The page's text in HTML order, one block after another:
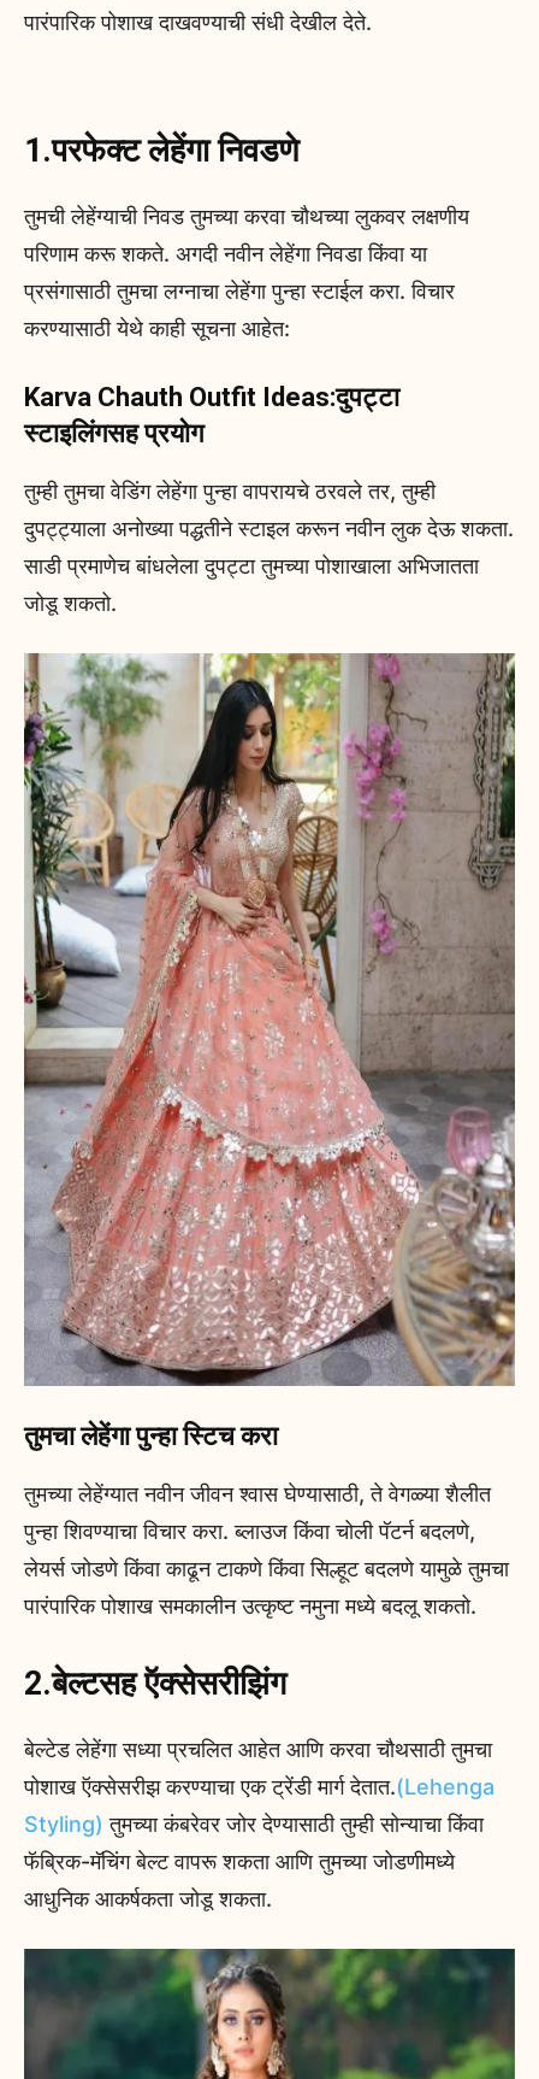
पारंपारिक पोशाख दाखवण्याची संधी देखील देते.
1.परफेक्ट लेहेंगा निवडणे
तुमची लेहेंग्याची निवड तुमच्या करवा चौथच्या लुकवर लक्षणीय
परिणाम करू शकते. अगदी नवीन लेहेंगा निवडा किंवा या
प्रसंगासाठी तुमचा लग्नाचा लेहेंगा पुन्हा स्टाईल करा. विचार
करण्यासाठी येथे काही सूचना आहेत:
Karva Chauth Outfit Ideas:दुपट्टा
स्टाइलिंगसह प्रयोग
तुम्ही तुमचा वेडिंग लेहेंगा पुन्हा वापरायचे ठरवले तर, तुम्ही
दुपट्ट्याला अनोख्या पद्धतीने स्टाइल करून नवीन लुक देऊ शकता.
साडी प्रमाणेच बांधलेला दुपट्टा तुमच्या पोशाखाला अभिजातता
जोडू शकतो.
तुमचा लेहेंगा पुन्हा स्टिच करा
तुमच्या लेहेंग्यात नवीन जीवन श्वास घेण्यासाठी, ते वेगळ्या शैलीत
पुन्हा शिवण्याचा विचार करा. ब्लाउज किंवा चोली पॅटर्न बदलणे,
लेयर्स जोडणे किंवा काढून टाकणे किंवा सिल्हूट बदलणे यामुळे तुमचा
पारंपारिक पोशाख समकालीन उत्कृष्ट नमुना मध्ये बदलू शकतो.
2.बेल्टसह ऍक्सेसरीझिंग
बेल्टेड लेहेंगा सध्या प्रचलित आहेत आणि करवा चौथसाठी तुमचा
पोशाख ऍक्सेसरीझ करण्याचा एक ट्रेंडी मार्ग देतात.(Lehenga
Styling) तुमच्या कंबरेवर जोर देण्यासाठी तुम्ही सोन्याचा किंवा
फॅब्रिक-मॅचिंग बेल्ट वापरू शकता आणि तुमच्या जोडणीमध्ये
आधुनिक आकर्षकता जोडू शकता.